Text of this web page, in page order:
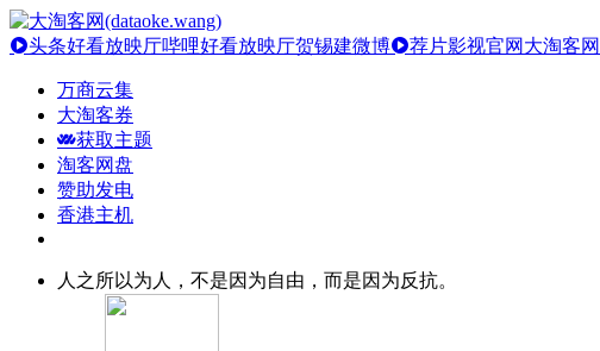
头条好看放映厅哔哩好看放映厅贺锡建微博 荐片影视官网 大淘客
万商云集
大淘客券
获取主题
淘客网盘
赞助发电
香港主机
人之所以为人，不是因为自由，而是因为反抗。